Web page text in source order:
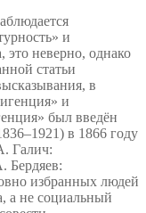
и
это неверно, однако
статьи
в
и
был введён
в 1866 году
Галич:
Бердяев:
избранных людей
а не социальный